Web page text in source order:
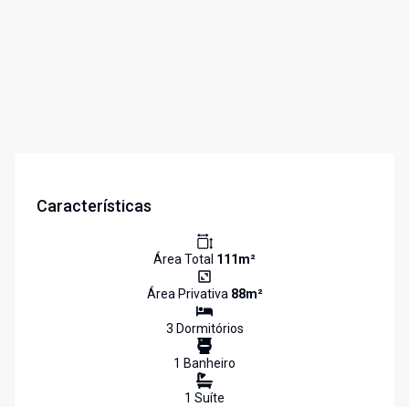
Características
Área Total 111m²
Área Privativa 88m²
3 Dormitórios
1 Banheiro
1 Suíte